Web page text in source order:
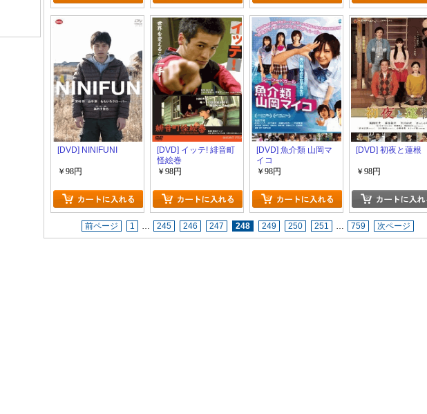
[DVD] NINIFUNI
￥98円
[DVD] イッテ! 緋音町
怪絵巻
￥98円
[DVD] 魚介類 山岡マ
イコ
￥98円
[DVD] 初夜と蓮根
￥98円
前ページ 1 … 245 246 247 248 249 250 251 … 759 次ページ